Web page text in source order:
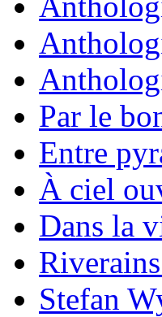
Par le
Entre
À ciel
Dans la
Stefan